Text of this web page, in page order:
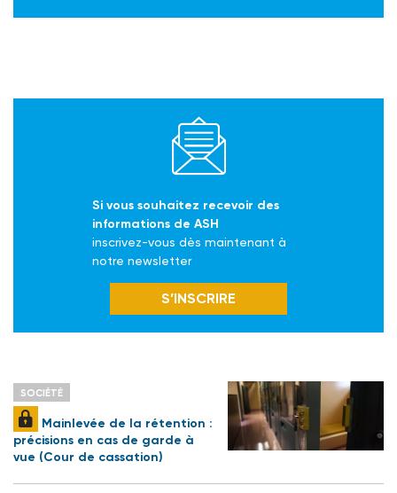
Si vous souhaitez recevoir des
informations de ASH
inscrivez-vous dès maintenant à
notre newsletter
S’INSCRIRE
SOCIÉTÉ
Mainlevée de la rétention :
précisions en cas de garde à
vue (Cour de cassation)